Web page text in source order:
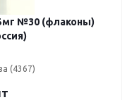
№30 (флаконы)
(4367)